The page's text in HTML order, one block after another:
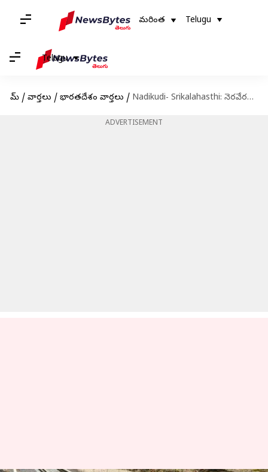
మరింత Telugu
Telugu
హోమ్ / వార్తలు / భారతదేశం వార్తలు / Nadikudi- Srikalahasthi: నెరవేరనున్న ప్రకాశం జిల్లా ప్రజల కోరిక.. నడికుడి - శ్రీకాళహస్తి మధ్య రైల్వే లైన్
ADVERTISEMENT